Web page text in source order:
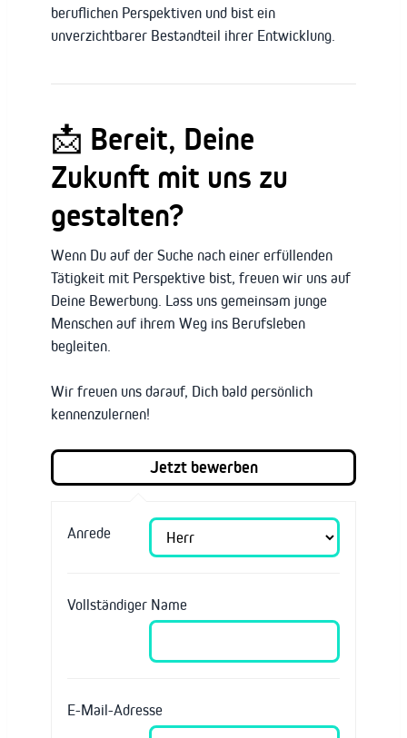
beruflichen Perspektiven und bist ein
unverzichtbarer Bestandteil ihrer Entwicklung.
📩 Bereit, Deine
Zukunft mit uns zu
gestalten?
Wenn Du auf der Suche nach einer erfüllenden
Tätigkeit mit Perspektive bist, freuen wir uns auf
Deine Bewerbung. Lass uns gemeinsam junge
Menschen auf ihrem Weg ins Berufsleben
begleiten.
Wir freuen uns darauf, Dich bald persönlich
kennenzulernen!
Anrede
Vollständiger Name
E-Mail-Adresse